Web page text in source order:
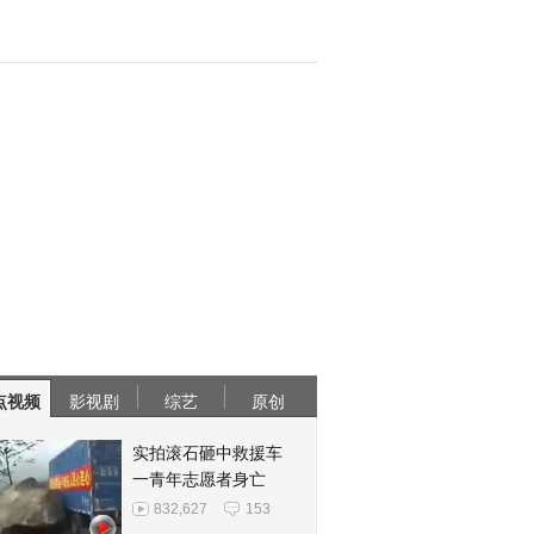
视频 影视剧 综艺 原创
实拍滚石砸中救援车
一青年志愿者身亡
832,627 153